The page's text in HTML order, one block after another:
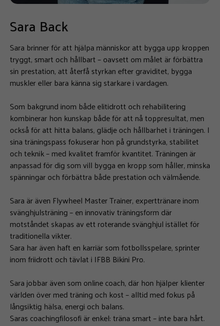
Sara Back
Sara brinner för att hjälpa människor att bygga upp kroppen
tryggt, smart och hållbart – oavsett om målet är förbättra
sin prestation, att återfå styrkan efter graviditet, bygga
muskler eller bara känna sig starkare i vardagen.
Som bakgrund inom både elitidrott och rehabilitering
kombinerar hon kunskap både för att nå toppresultat, men
också för att hitta balans, glädje och hållbarhet i träningen. I
sina träningspass fokuserar hon på grundstyrka, stabilitet
och teknik – med kvalitet framför kvantitet. Träningen är
anpassad för dig som vill bygga en kropp som håller, minska
spänningar och förbättra både prestation och välmående.
Sara är även Flywheel Master Trainer, experttränare inom
svänghjulsträning – en innovativ träningsform där
motståndet skapas av ett roterande svänghjul istället för
traditionella vikter.
Sara har även haft en karriär som fotbollsspelare, sprinter
inom friidrott och tävlat i IFBB Bikini Pro.
Sara jobbar även som online coach, där hon hjälper klienter
världen över med träning och kost – alltid med fokus på
långsiktig hälsa, energi och balans.
Saras coachingfilosofi är enkel: träna smart – inte bara hårt.